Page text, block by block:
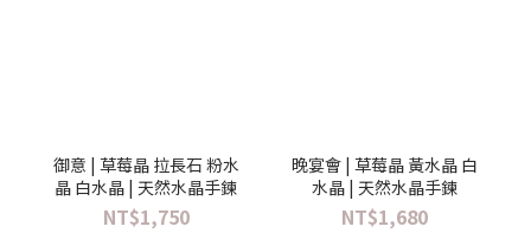
御意 | 草莓晶 拉長石 粉水
晶 白水晶 | 天然水晶手鍊
NT$1,750
晚宴會 | 草莓晶 黃水晶 白
水晶 | 天然水晶手鍊
NT$1,680